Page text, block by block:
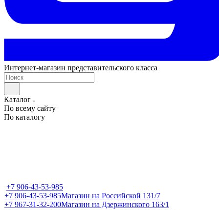
Интернет-магазин представительского класса
Каталог
По всему сайту
По каталогу
+7 906-43-53-985
+7 906-43-53-985Магазин на Российской 131/7
+7 967-31-32-200Магазин на Дзержинского 163/1